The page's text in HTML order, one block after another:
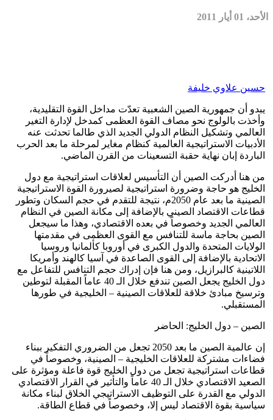
الأحد، 01 أيار 2011
حسين علاوي خليفة
يبدو أن جمهورية الصين الشعبية تعدّت مداخل القوة التقليدية،
وأخذت بالولوج نحو مصاف القوة العظمى كمدخل لإدارة التغير
العالمي وتشكيل النظام الدولي الجديد الذي طالما تحدثت عنه
الأدبيات الاستراتيجية العالمية كنظام مغاير لمرحلة ما بعد الحرب
الباردة إبان نهاية حقبة التسعينات من القرن الماضي.
من هنا أدركت الصين أن التأسيس لعلاقات استراتيجية مع دول
الخليج هو حاجة وضرورة استراتيجية لصيرورة القوة الاستراتيجية
الصينية ما بعد عام 2050م، نتيجة للتقدم في حجم السكان وتطور
قطاعات الاقتصاد الصيني بالإضافة إلى مكانة الصين في النظام
العالمي الجديد وخصوصاً في بعده الاقتصادي، وهذا ما سيجعل
الصين بحاجة ماسة للتنافس مع القوى العظمى في مقدمتها
الولايات المتحدة والدول الكبرى في أوروبا كألمانيا وروسيا
الاتحادية بالإضافة إلى القوى الصاعدة في آسيا كالهند وأمريكا
اللاتينية كالبرازيل، ومن هنا فإن إدراك حجم التنافس للتفاعل مع
دول الخليج يجعل الصين تندفع خلال الـ 40 عاماً المقبلة لتوطين
وترسيخ مبادئ خلاقة للعلاقات الصينية – الخليجية في طورها
المستقبلي.
الصين – دول الخليج: الحاضر
إن عالمية الصين ما بعد 2050 تجعل من الضروري التفكير ببناء
فضاءات مشتركة للعلاقات الخليجية – الصينية، وخصوصاً في
قطاعات استراتيجية تجعل من دول الخليج قوة فاعلة ومؤثرة على
الصعيد الاقتصادي خلال الـ 40 عاماً والتأثير في القرار الاقتصادي
الدولي مع القدرة على التوظيف الاستراتيجي الخلاق لبناء مكانة
سياسية بقوة الاقتصاد ليس إلا، وخصوصاً في قطاع الطاقة.